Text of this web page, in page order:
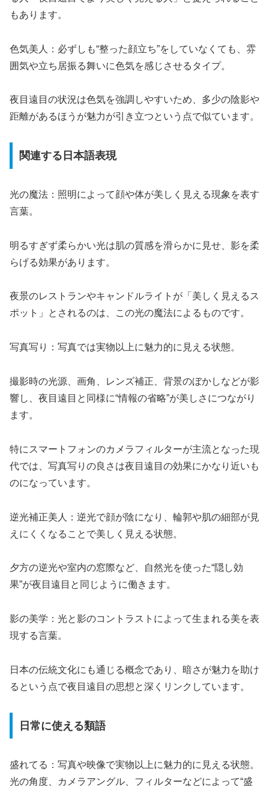
もあります。
色気美人：必ずしも“整った顔立ち”をしていなくても、雰
囲気や立ち居振る舞いに色気を感じさせるタイプ。
夜目遠目の状況は色気を強調しやすいため、多少の陰影や
距離があるほうが魅力が引き立つという点で似ています。
関連する日本語表現
光の魔法：照明によって顔や体が美しく見える現象を表す
言葉。
明るすぎず柔らかい光は肌の質感を滑らかに見せ、影を柔
らげる効果があります。
夜景のレストランやキャンドルライトが「美しく見えるス
ポット」とされるのは、この光の魔法によるものです。
写真写り：写真では実物以上に魅力的に見える状態。
撮影時の光源、画角、レンズ補正、背景のぼかしなどが影
響し、夜目遠目と同様に“情報の省略”が美しさにつながり
ます。
特にスマートフォンのカメラフィルターが主流となった現
代では、写真写りの良さは夜目遠目の効果にかなり近いも
のになっています。
逆光補正美人：逆光で顔が陰になり、輪郭や肌の細部が見
えにくくなることで美しく見える状態。
夕方の逆光や室内の窓際など、自然光を使った“隠し効
果”が夜目遠目と同じように働きます。
影の美学：光と影のコントラストによって生まれる美を表
現する言葉。
日本の伝統文化にも通じる概念であり、暗さが魅力を助け
るという点で夜目遠目の思想と深くリンクしています。
日常に使える類語
盛れてる：写真や映像で実物以上に魅力的に見える状態。
光の角度、カメラアングル、フィルターなどによって“盛